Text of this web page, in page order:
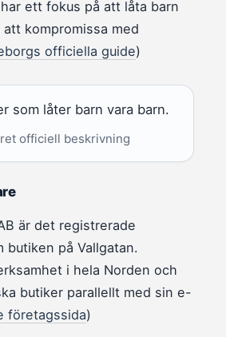
ett fokus på att låta barn
att kompromissa med
officiella guide)
som låter barn vara barn.
officiell beskrivning
är det registrerade
butiken på Vallgatan.
i hela Norden och
butiker parallellt med sin e-
företagssida)